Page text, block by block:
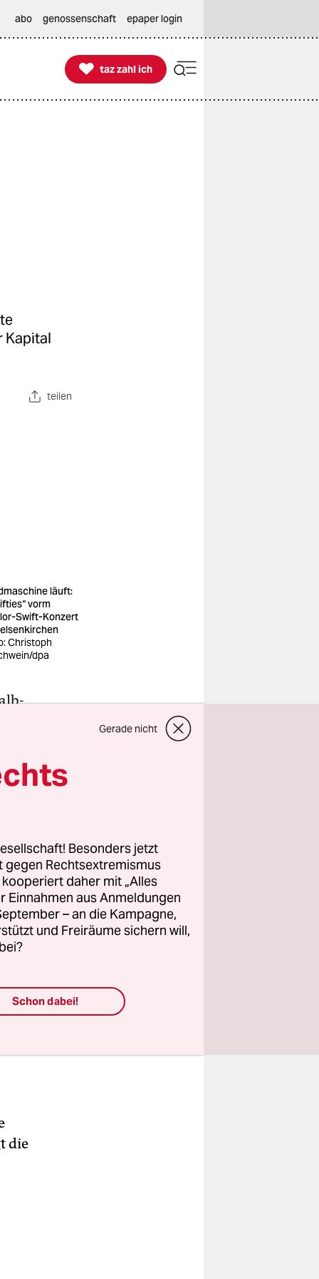
abo genossenschaft epaper login

taz zahl ich
taz zahl ich
Kapital
teilen
läuft:
vorm
Swift-Konzert
Christoph
dpa
wirft
im
die
Gerade nicht
Besonders jetzt
gegen Rechtsextremismus
daher mit „Alles
Einnahmen aus Anmeldungen
– an die Kampagne,
und Freiräume sichern will,
Schon dabei!